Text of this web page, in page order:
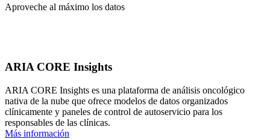
Aproveche al máximo los datos
ARIA CORE Insights
ARIA CORE Insights es una plataforma de análisis oncológico
nativa de la nube que ofrece modelos de datos organizados
clínicamente y paneles de control de autoservicio para los
responsables de las clínicas.
Más información